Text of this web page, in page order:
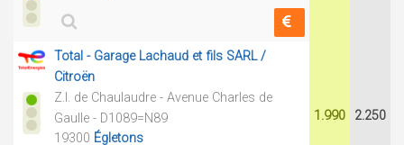
Total - Garage Lachaud et fils SARL /
Citroën
Z.I. de Chaulaudre - Avenue Charles de
Gaulle - D1089=N89
19300 Égletons
1.990 2.250